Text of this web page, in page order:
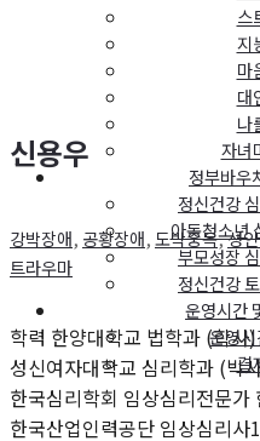
스
지
마
대
나
자녀
정부바우
정신건강
아동청소년
부모성장
정신건강
운영시간
운영
결
신용우
강박장애, 공황장애,도박중독,성
트라우마
학력 한양대학교 법학과 (학
성신여자대학교 심리학과 (박
한국심리학회 임상심리전문
한국산업인력공단 임상심리